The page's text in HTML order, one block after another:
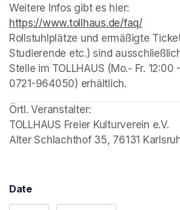
https://www.tollhaus.de/faq/(opens
Rollstuhlplätze und ermäßigte
Studierende etc.) sind
Stelle im TOLLHAUS (Mo.- Fr. 12:00
0721-964050) erhältlich.
Örtl. Veranstalter:
TOLLHAUS Freier Kulturverein e.V.
Alter Schlachthof 35, 76131
Date